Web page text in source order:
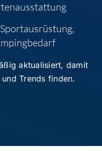
aktualisiert, damit
Trends finden.